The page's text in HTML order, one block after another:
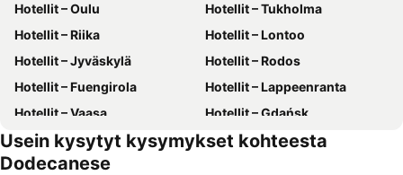
Hotellit – Oulu
Hotellit – Tukholma
Hotellit – Riika
Hotellit – Lontoo
Hotellit – Jyväskylä
Hotellit – Rodos
Hotellit – Fuengirola
Hotellit – Lappeenranta
Hotellit – Vaasa
Hotellit – Gdańsk
Hotellit – Rovaniemi
Hotellit – Alanya
Hotellit – Savonlinna
Usein kysytyt kysymykset kohteesta
Dodecanese